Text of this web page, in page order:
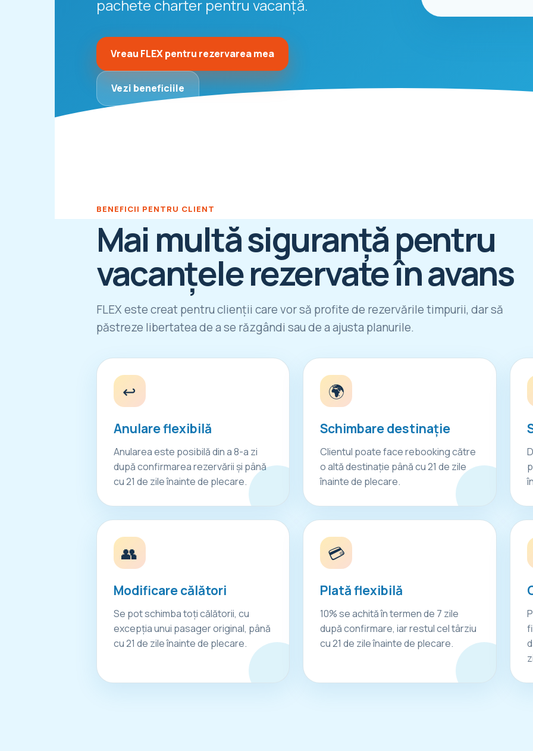
pachete charter pentru vacanță.
Vreau FLEX pentru rezervarea mea
Vezi beneficiile
BENEFICII PENTRU CLIENT
Mai multă siguranță pentru
vacanțele rezervate în avans
FLEX este creat pentru clienții care vor să profite de rezervările timpurii, dar să
păstreze libertatea de a se răzgândi sau de a ajusta planurile.
↩
Anulare flexibilă
Anularea este posibilă din a 8-a zi
după confirmarea rezervării și până
cu 21 de zile înainte de plecare.
🌍
Schimbare destinație
Clientul poate face rebooking către
o altă destinație până cu 21 de zile
înainte de plecare.
👥
Modificare călători
Se pot schimba toți călătorii, cu
excepția unui pasager original, până
cu 21 de zile înainte de plecare.
💳
Plată flexibilă
10% se achită în termen de 7 zile
după confirmare, iar restul cel târziu
cu 21 de zile înainte de plecare.